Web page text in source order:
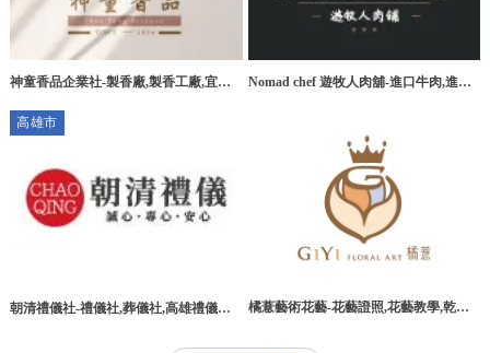
神童香品企業社-製香廠,製香工廠,宜蘭
Nomad chef 遊牧人肉舖-進口牛肉,進口
高雄市
朝清禮儀社-禮儀社,葬儀社,高雄禮儀社,
橘薏藝術花藝-花藝證照,花藝教學,乾燥